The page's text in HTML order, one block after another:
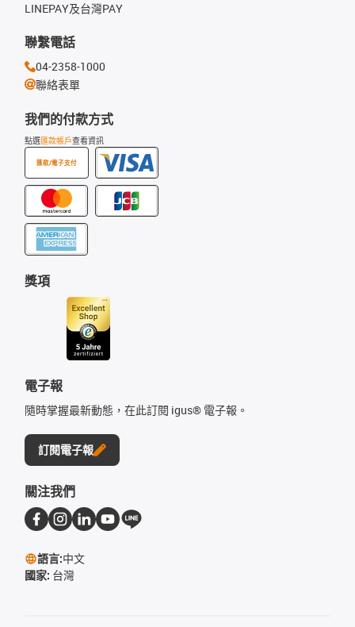
我們的付款方式
點選匯款帳戶查看資訊
匯款/電子支付
LINEPAY及台灣PAY
獎項
電子報
隨時掌握最新動態，在此訂閱 igus® 電子報。
訂閱電子報
聯繫電話
04-2358-1000
聯絡表單
關注我們
語言:中文
國家: 台灣